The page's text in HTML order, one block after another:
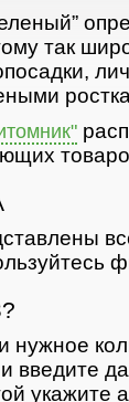
так
нужное
и введите
укажите